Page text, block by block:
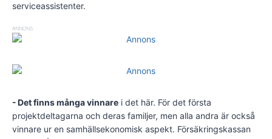
serviceassistenter.
ANNONS
- Det finns många vinnare i det här. För det första
projektdeltagarna och deras familjer, men alla andra är också
vinnare ur en samhällsekonomisk aspekt. Försäkringskassan